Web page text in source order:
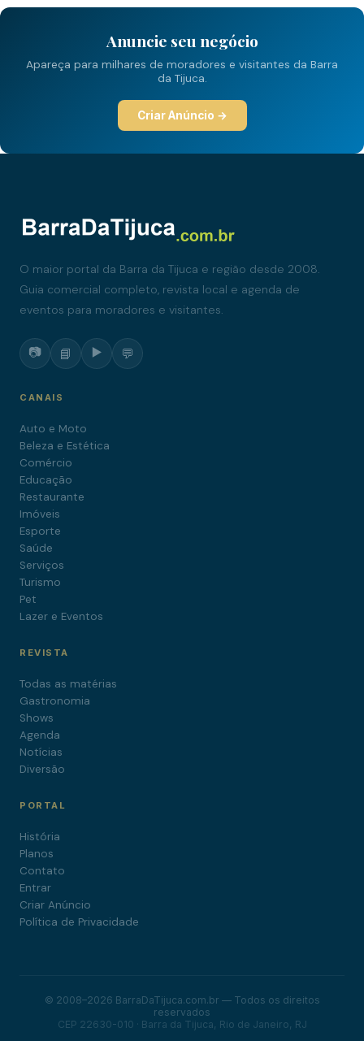
Anuncie seu negócio
Apareça para milhares de moradores e visitantes da Barra
da Tijuca.
Criar Anúncio →
O maior portal da Barra da Tijuca e região desde 2008.
Guia comercial completo, revista local e agenda de
eventos para moradores e visitantes.
📷 📘 ▶️ 💬
CANAIS
Auto e Moto
Beleza e Estética
Comércio
Educação
Restaurante
Imóveis
Esporte
Saúde
Serviços
Turismo
Pet
Lazer e Eventos
REVISTA
Todas as matérias
Gastronomia
Shows
Agenda
Notícias
Diversão
PORTAL
História
Planos
Contato
Entrar
Criar Anúncio
Política de Privacidade
© 2008–2026 BarraDaTijuca.com.br — Todos os direitos
reservados
CEP 22630-010 · Barra da Tijuca, Rio de Janeiro, RJ